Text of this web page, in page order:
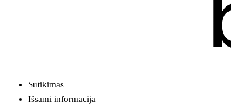
Sutikimas
Išsami informacija